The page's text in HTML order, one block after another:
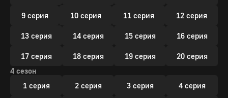
9 серия 10 серия 11 серия 12 серия
13 серия 14 серия 15 серия 16 серия
17 серия 18 серия 19 серия
20 серия
4 сезон
1 серия
2 серия 3 серия 4 серия